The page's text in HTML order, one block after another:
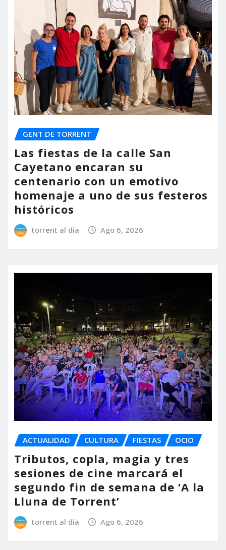
GENT DE TORRENT
Las fiestas de la calle San
Cayetano encaran su
centenario con un emotivo
homenaje a uno de sus festeros
históricos
torrent al dia Ago 6, 2026
ACTUALIDAD CULTURA FIESTAS OCIO
Tributos, copla, magia y tres
sesiones de cine marcará el
segundo fin de semana de ‘A la
Lluna de Torrent’
torrent al dia Ago 6, 2026